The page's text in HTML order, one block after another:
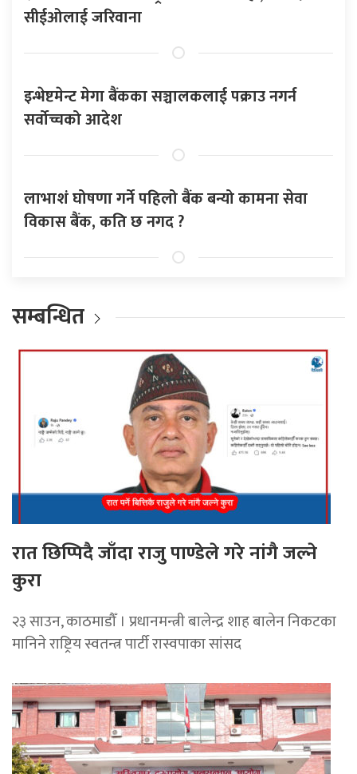
सीईओलाई जरिवाना
इन्भेष्टमेन्ट मेगा बैंकका सञ्चालकलाई पक्राउ नगर्न
सर्वोच्चको आदेश
लाभाशं घोषणा गर्ने पहिलो बैंक बन्यो कामना सेवा
विकास बैंक, कति छ नगद ?
सम्बन्धित
रात छिप्पिदै जाँदा राजु पाण्डेले गरे नांगै जल्ने
कुरा
२३ साउन, काठमाडौँ । प्रधानमन्त्री बालेन्द्र शाह बालेन निकटका
मानिने राष्ट्रिय स्वतन्त्र पार्टी रास्वपाका सांसद